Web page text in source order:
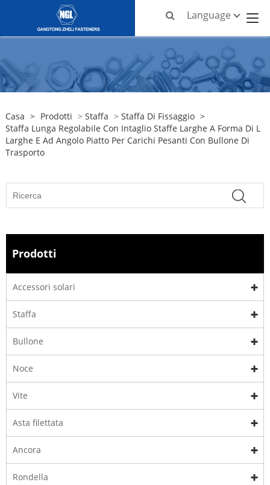
Language
Casa > Prodotti > Staffa > Staffa Di Fissaggio >
Staffa Lunga Regolabile Con Intaglio Staffe Larghe A Forma Di L
Larghe E Ad Angolo Piatto Per Carichi Pesanti Con Bullone Di
Trasporto
Prodotti
Accessori solari
Staffa
Bullone
Noce
Vite
Asta filettata
Ancora
Rondella